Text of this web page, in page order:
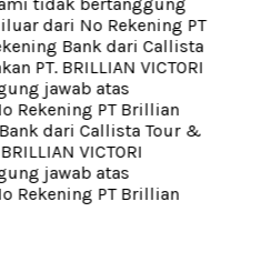
dari No Rekening PT
Bank dari Callista
PT. BRILLIAN VICTORI
jawab atas
Rekening PT Brillian
dari Callista Tour &
VICTORI
jawab atas
Rekening PT Brillian